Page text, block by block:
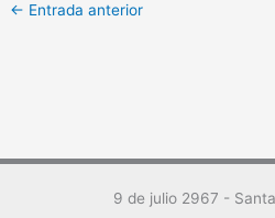
← Entrada anterior
9 de julio 2967 -